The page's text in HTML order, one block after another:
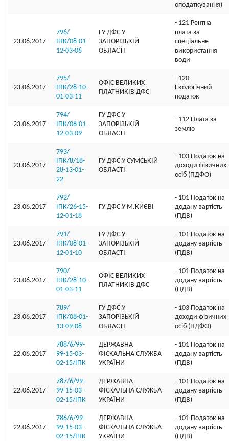
оподаткування)
23.06.2017
796/
ІПК/08-01-
12-03-06
ГУ ДФС У
ЗАПОРIЗЬКIЙ
ОБЛАСТI
- 121 Рентна
плата за
спеціальне
використання
води
23.06.2017
795/
ІПК/28-10-
01-03-11
ОФIС ВЕЛИКИХ
ПЛАТНИКIВ ДФС
- 120
Екологічний
податок
23.06.2017
794/
ІПК/08-01-
12-03-09
ГУ ДФС У
ЗАПОРIЗЬКIЙ
ОБЛАСТI
- 112 Плата за
землю
23.06.2017
793/
ІПК/8/18-
28-13-01-
22
ГУ ДФС У СУМСЬКIЙ
ОБЛАСТI
- 103 Податок на
доходи фізичних
осіб (ПДФО)
23.06.2017
792/
ІПК/26-15-
12-01-18
ГУ ДФС У М.КИЄВI
- 101 Податок на
додану вартість
(ПДВ)
23.06.2017
791/
ІПК/08-01-
12-01-10
ГУ ДФС У
ЗАПОРIЗЬКIЙ
ОБЛАСТI
- 101 Податок на
додану вартість
(ПДВ)
23.06.2017
790/
ІПК/28-10-
01-03-11
ОФIС ВЕЛИКИХ
ПЛАТНИКIВ ДФС
- 101 Податок на
додану вартість
(ПДВ)
23.06.2017
789/
ІПК/08-01-
13-09-08
ГУ ДФС У
ЗАПОРIЗЬКIЙ
ОБЛАСТI
- 103 Податок на
доходи фізичних
осіб (ПДФО)
22.06.2017
788/6/99-
99-15-03-
02-15/ІПК
ДЕРЖАВНА
ФІСКАЛЬНА СЛУЖБА
УКРАЇНИ
- 101 Податок на
додану вартість
(ПДВ)
22.06.2017
787/6/99-
99-15-03-
02-15/ІПК
ДЕРЖАВНА
ФІСКАЛЬНА СЛУЖБА
УКРАЇНИ
- 101 Податок на
додану вартість
(ПДВ)
22.06.2017
786/6/99-
99-15-03-
02-15/ІПК
ДЕРЖАВНА
ФІСКАЛЬНА СЛУЖБА
УКРАЇНИ
- 101 Податок на
додану вартість
(ПДВ)